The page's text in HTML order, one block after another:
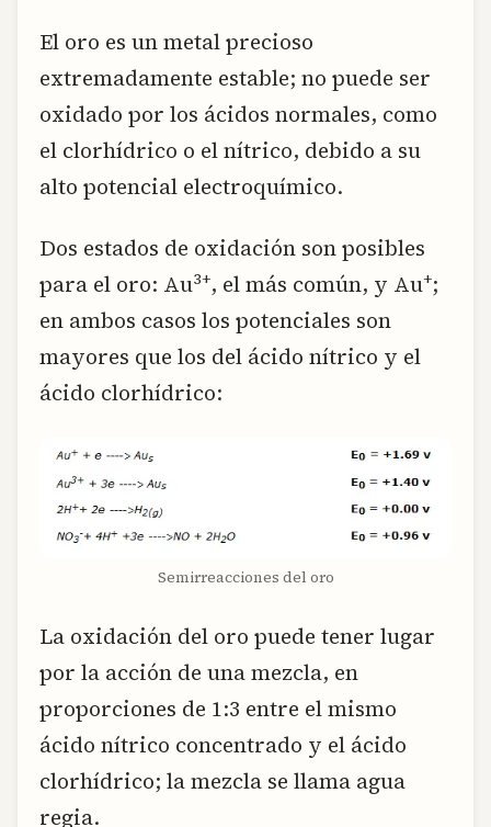
El oro es un metal precioso
extremadamente estable; no puede ser
oxidado por los ácidos normales, como
el clorhídrico o el nítrico, debido a su
alto potencial electroquímico.
Dos estados de oxidación son posibles
para el oro: Au3+, el más común, y Au+;
en ambos casos los potenciales son
mayores que los del ácido nítrico y el
ácido clorhídrico:
Semirreacciones del oro
La oxidación del oro puede tener lugar
por la acción de una mezcla, en
proporciones de 1:3 entre el mismo
ácido nítrico concentrado y el ácido
clorhídrico; la mezcla se llama agua
regia.